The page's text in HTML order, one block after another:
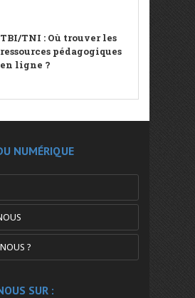
TBI/TNI : Où trouver les
ressources pédagogiques
en ligne ?
NUMÉRIQUE
?
SUR :